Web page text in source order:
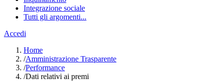
Integrazione sociale
Tutti gli argomenti...
Accedi
Home
/Amministrazione Trasparente
/Performance
/Dati relativi ai premi